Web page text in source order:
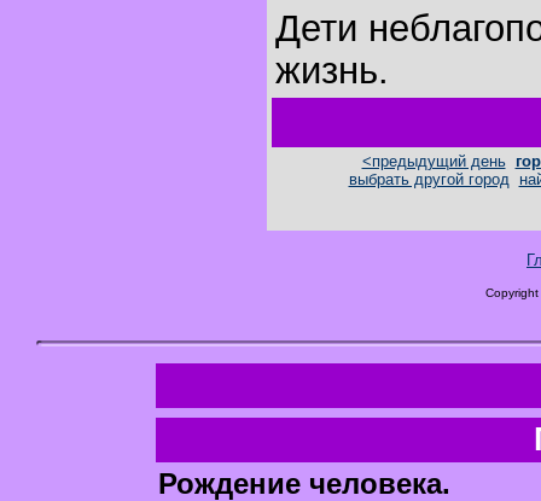
Дети
жизнь.
<предыдущий день
выбрать другой город
Рождение человека.